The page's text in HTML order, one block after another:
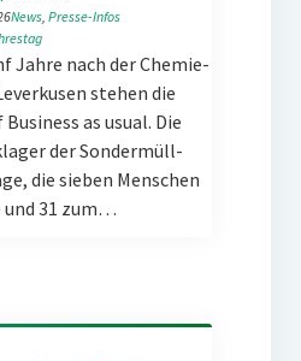
News, Presse-Infos
Jahre nach der Chemie-
stehen die
as usual. Die
der Sondermüll-
die sieben Menschen
und 31 zum…